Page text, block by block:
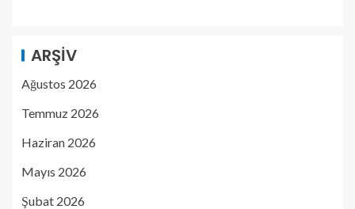
ARŞIV
Ağustos 2026
Temmuz 2026
Haziran 2026
Mayıs 2026
Şubat 2026